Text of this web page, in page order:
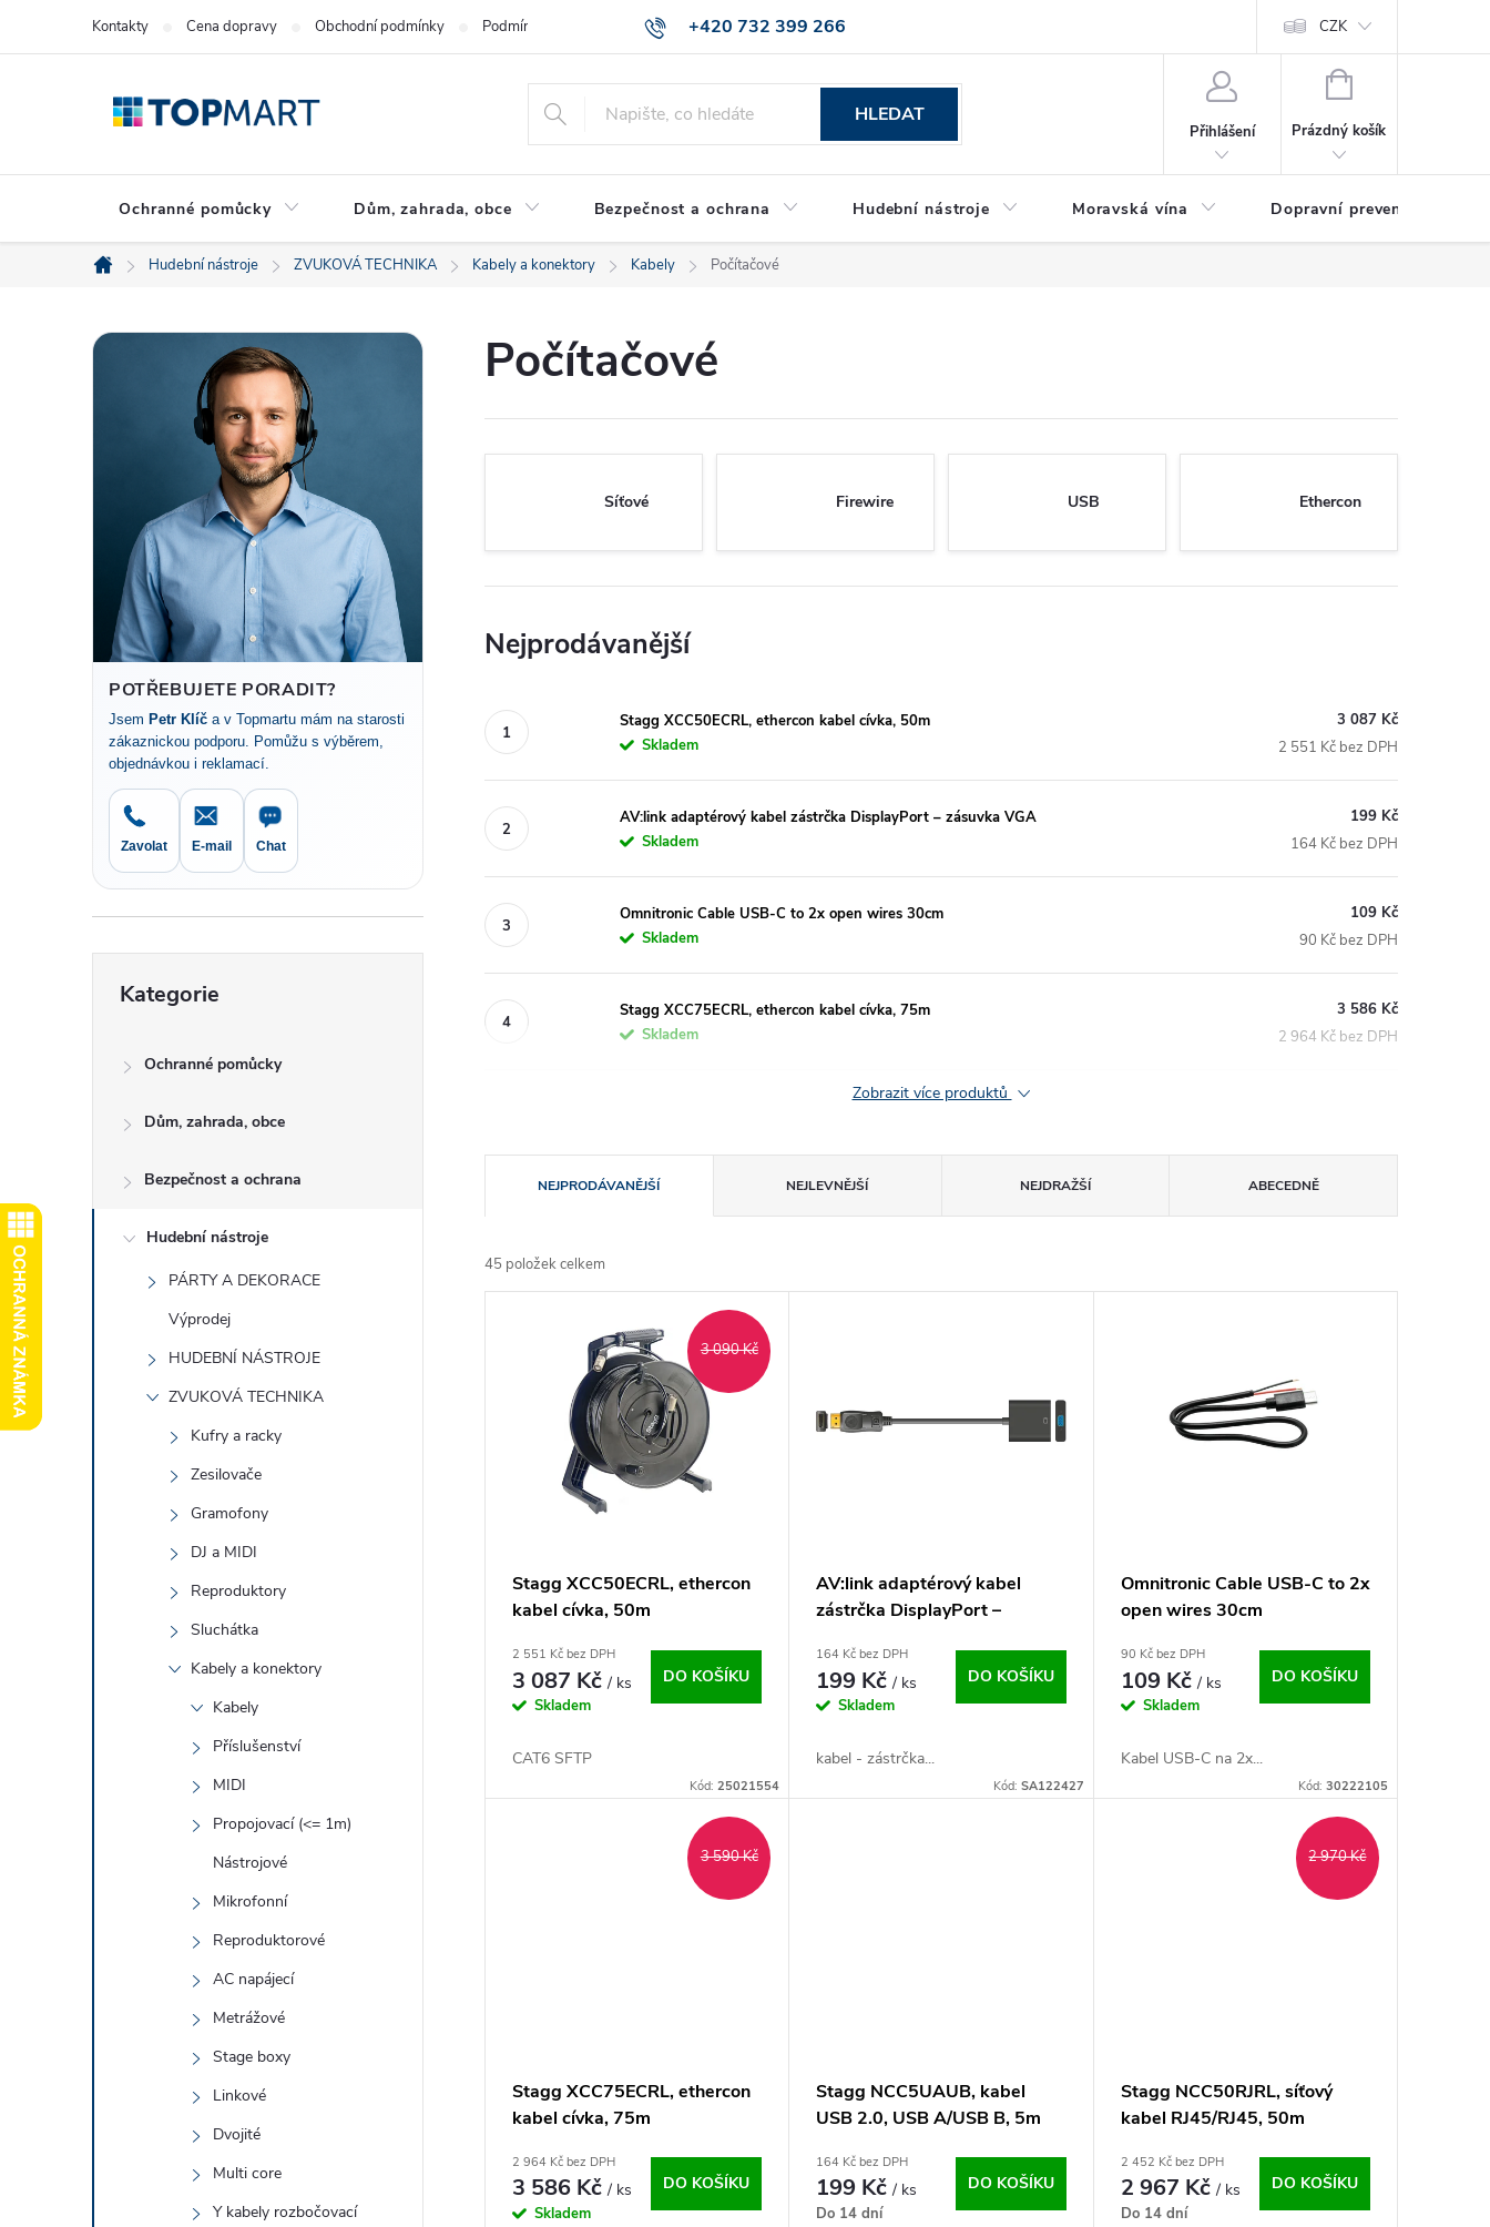
+420 732 399 266
Kontakty Cena dopravy Obchodní podmínky Podmínky ochrany osobních údajů Reklamace zboží CZK
HLEDAT
Přihlášení
NÁKUPNÍ
Prázdný košík
Ochranné pomůcky Dům, zahrada, obce Bezpečnost a ochrana Hudební nástroje Moravská vína Dopravní prevence
Domů
Hudební nástroje ZVUKOVÁ TECHNIKA Kabely a konektory Kabely Počítačové
P
a
n
n
p
a
n
POTŘEBUJETE PORADIT?
Jsem Petr Klíč a v Topmartu mám na starosti
zákaznickou podporu. Pomůžu s výběrem,
objednávkou i reklamací.
Zavolat E-mail Chat
kategorie
Kategorie
Ochranné pomůcky
Dům, zahrada, obce
Bezpečnost a ochrana
Hudební nástroje
PÁRTY A DEKORACE
Výprodej
HUDEBNÍ NÁSTROJE
ZVUKOVÁ TECHNIKA
Kufry a racky
Zesilovače
Gramofony
DJ a MIDI
Reproduktory
Sluchátka
Kabely a konektory
Kabely
Příslušenství
MIDI
Propojovací (<= 1m)
Nástrojové
Mikrofonní
Reproduktorové
AC napájecí
Metrážové
Stage boxy
Linkové
Dvojité
Multi core
Y kabely rozbočovací
Počítačové
Síťové Firewire USB Ethercon
Nejprodávanější
Stagg XCC50ECRL, ethercon kabel cívka, 50m
Skladem
3 087 Kč
2 551 Kč bez DPH
AV:link adaptérový kabel zástrčka DisplayPort – zásuvka VGA
Skladem
199 Kč
164 Kč bez DPH
Omnitronic Cable USB-C to 2x open wires 30cm
Skladem
109 Kč
90 Kč bez DPH
Stagg XCC75ECRL, ethercon kabel cívka, 75m
Skladem
3 586 Kč
2 964 Kč bez DPH
Zobrazit více produktů
a
z
k
NEJPRODÁVANĚJŠÍ NEJLEVNĚJŠÍ NEJDRAŽŠÍ ABECEDNĚ
45 položek celkem
u
3 090 Kč
Stagg XCC50ECRL, ethercon
kabel cívka, 50m
2 551 Kč bez DPH
3 087 Kč/ ks
Skladem
DO KOŠÍKU
CAT6 SFTP
Kód:25021554
AV:link adaptérový kabel
zástrčka DisplayPort –
164 Kč bez DPH
199 Kč/ ks
Skladem
DO KOŠÍKU
kabel - zástrčka...
Kód: SA122427
Omnitronic Cable USB-C to 2x
open wires 30cm
90 Kč bez DPH
109 Kč/ ks
Skladem
DO KOŠÍKU
Kabel USB-C na 2x...
Kód: 30222105
3 590 Kč
Stagg XCC75ECRL, ethercon
kabel cívka, 75m
2 964 Kč bez DPH
3 586 Kč/ ks
Skladem
DO KOŠÍKU
Stagg NCC5UAUB, kabel
USB 2.0, USB A/USB B, 5m
164 Kč bez DPH
199 Kč/ ks
Do 14 dní
DO KOŠÍKU
2 970 Kč
Stagg NCC50RJRL, síťový
kabel RJ45/RJ45, 50m
2 452 Kč bez DPH
2 967 Kč/ ks
Do 14 dní
DO KOŠÍKU